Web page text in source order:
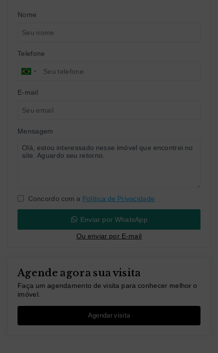
Nome
Telefone
E-mail
Mensagem
Concordo com a Política de Privacidade
Enviar por WhatsApp
Ou enviar por E-mail
Agende agora sua visita
Faça um agendamento de visita para conhecer melhor o
imóvel.
Agendar visita